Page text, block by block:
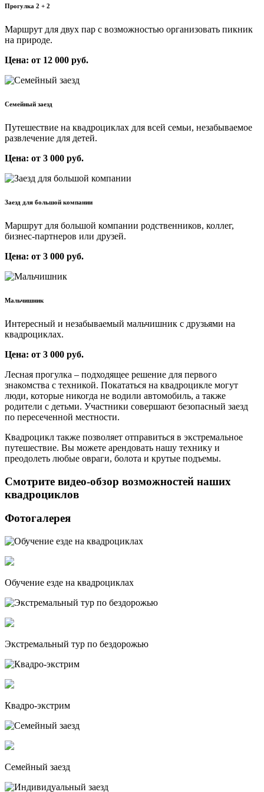
Прогулка 2 + 2
Маршрут для двух пар с возможностью организовать пикник
на природе.
Цена: от 12 000 руб.
Семейный заезд
Путешествие на квадроциклах для всей семьи, незабываемое
развлечение для детей.
Цена: от 3 000 руб.
Заезд для большой компании
Маршрут для большой компании родственников, коллег,
бизнес-партнеров или друзей.
Цена: от 3 000 руб.
Мальчишник
Интересный и незабываемый мальчишник с друзьями на
квадроциклах.
Цена: от 3 000 руб.
Лесная прогулка – подходящее решение для первого
знакомства с техникой. Покататься на квадроцикле могут
люди, которые никогда не водили автомобиль, а также
родители с детьми. Участники совершают безопасный заезд
по пересеченной местности.
Квадроцикл также позволяет отправиться в экстремальное
путешествие. Вы можете арендовать нашу технику и
преодолеть любые овраги, болота и крутые подъемы.
Смотрите видео-обзор возможностей наших
квадроциклов
Фотогалерея
Обучение езде на квадроциклах
Экстремальный тур по бездорожью
Квадро-экстрим
Семейный заезд